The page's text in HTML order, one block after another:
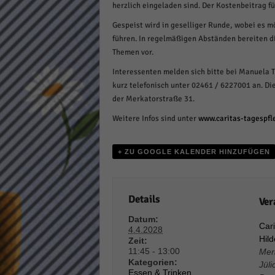
herzlich eingeladen sind. Der Kostenbeitrag
Gespeist wird in geselliger Runde, wobei es
führen. In regelmäßigen Abständen bereiten
Themen vor.
Interessenten melden sich bitte bei Manuela
kurz telefonisch unter 02461 / 6227001 an.
der Merkatorstraße 31.
Weitere Infos sind unterwww.caritas-
+ ZU GOOGLE KALENDER HINZUFÜGEN
Details
Datum:
4.4.2028
Zeit:
11:45 - 13:00
Kategorien:
Essen & Trinken
wie